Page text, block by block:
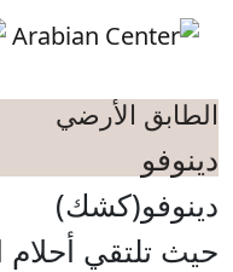
Skip to main content
الطابق الأرضي
دينوفو
دينوفو(كشك)
حيث تلتقي أحلام